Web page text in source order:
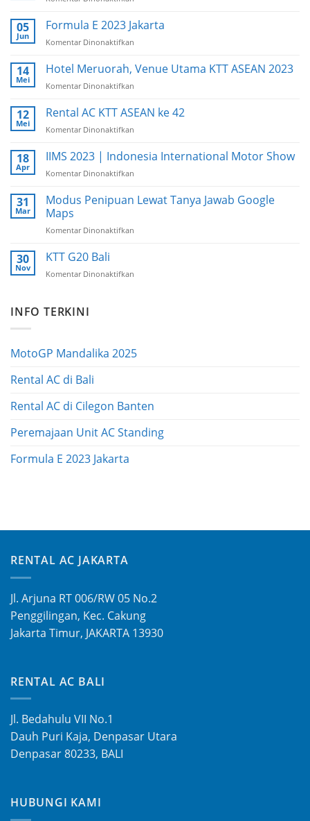
Unit
05
Jun
Formula E 2023 Jakarta
Komentar Dinonaktifkan
E
14
Mei
Hotel Meruorah, Venue Utama KTT ASEAN 2023
Komentar Dinonaktifkan
Meruorah,
ASEAN
12
Mei
Rental AC KTT ASEAN ke 42
Komentar Dinonaktifkan
AC
18
Apr
IIMS 2023 | Indonesia International Motor Show
Komentar Dinonaktifkan
2023
31
Mar
Modus Penipuan Lewat Tanya Jawab Google
Maps
Komentar Dinonaktifkan
30
Nov
KTT G20 Bali
Komentar Dinonaktifkan
INFO TERKINI
MotoGP Mandalika 2025
Rental AC di Bali
Rental AC di Cilegon Banten
Peremajaan Unit AC Standing
Formula E 2023 Jakarta
RENTAL AC JAKARTA
Jl. Arjuna RT 006/RW 05 No.2
Penggilingan, Kec. Cakung
Jakarta Timur, JAKARTA 13930
RENTAL AC BALI
Jl. Bedahulu VII No.1
Dauh Puri Kaja, Denpasar Utara
Denpasar 80233, BALI
HUBUNGI KAMI